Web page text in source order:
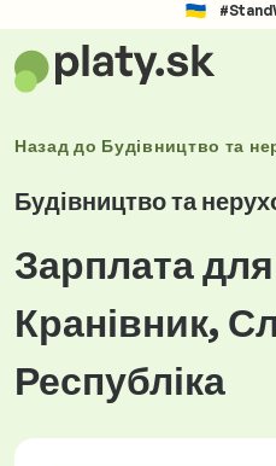
Назад до Будівництво та
Будівництво та
Зарплата
Кранівник,
Республіка